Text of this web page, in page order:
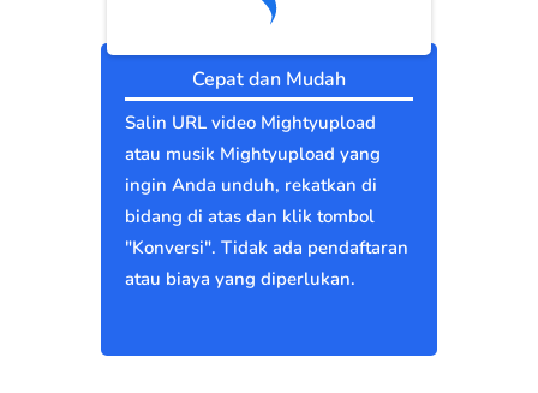
Cepat dan Mudah
Salin URL video Mightyupload
atau musik Mightyupload yang
ingin Anda unduh, rekatkan di
bidang di atas dan klik tombol
"Konversi". Tidak ada pendaftaran
atau biaya yang diperlukan.